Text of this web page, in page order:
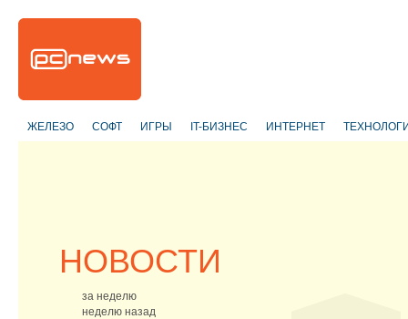
ЖЕЛЕЗО СОФТ ИГРЫ IT-БИЗНЕС ИНТЕРНЕТ
НОВОСТИ
за неделю
неделю назад